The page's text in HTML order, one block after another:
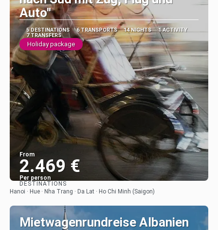
Auto"
5 DESTINATIONS 6 TRANSPORTS 14 NIGHTS
1 ACTIVITY
7 TRANSFERS
Holiday package
From
2.469 €
Per person
See
DESTINATIONS
Hanoi · Hue · Nha Trang · Da Lat · Ho Chi Minh (Saigon)
Mietwagenrundreise Albanien